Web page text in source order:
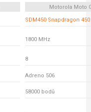
Motorola Moto
SDM450 Snapdragon 450
1800 MHz
8
Adreno 506
58000 bodů